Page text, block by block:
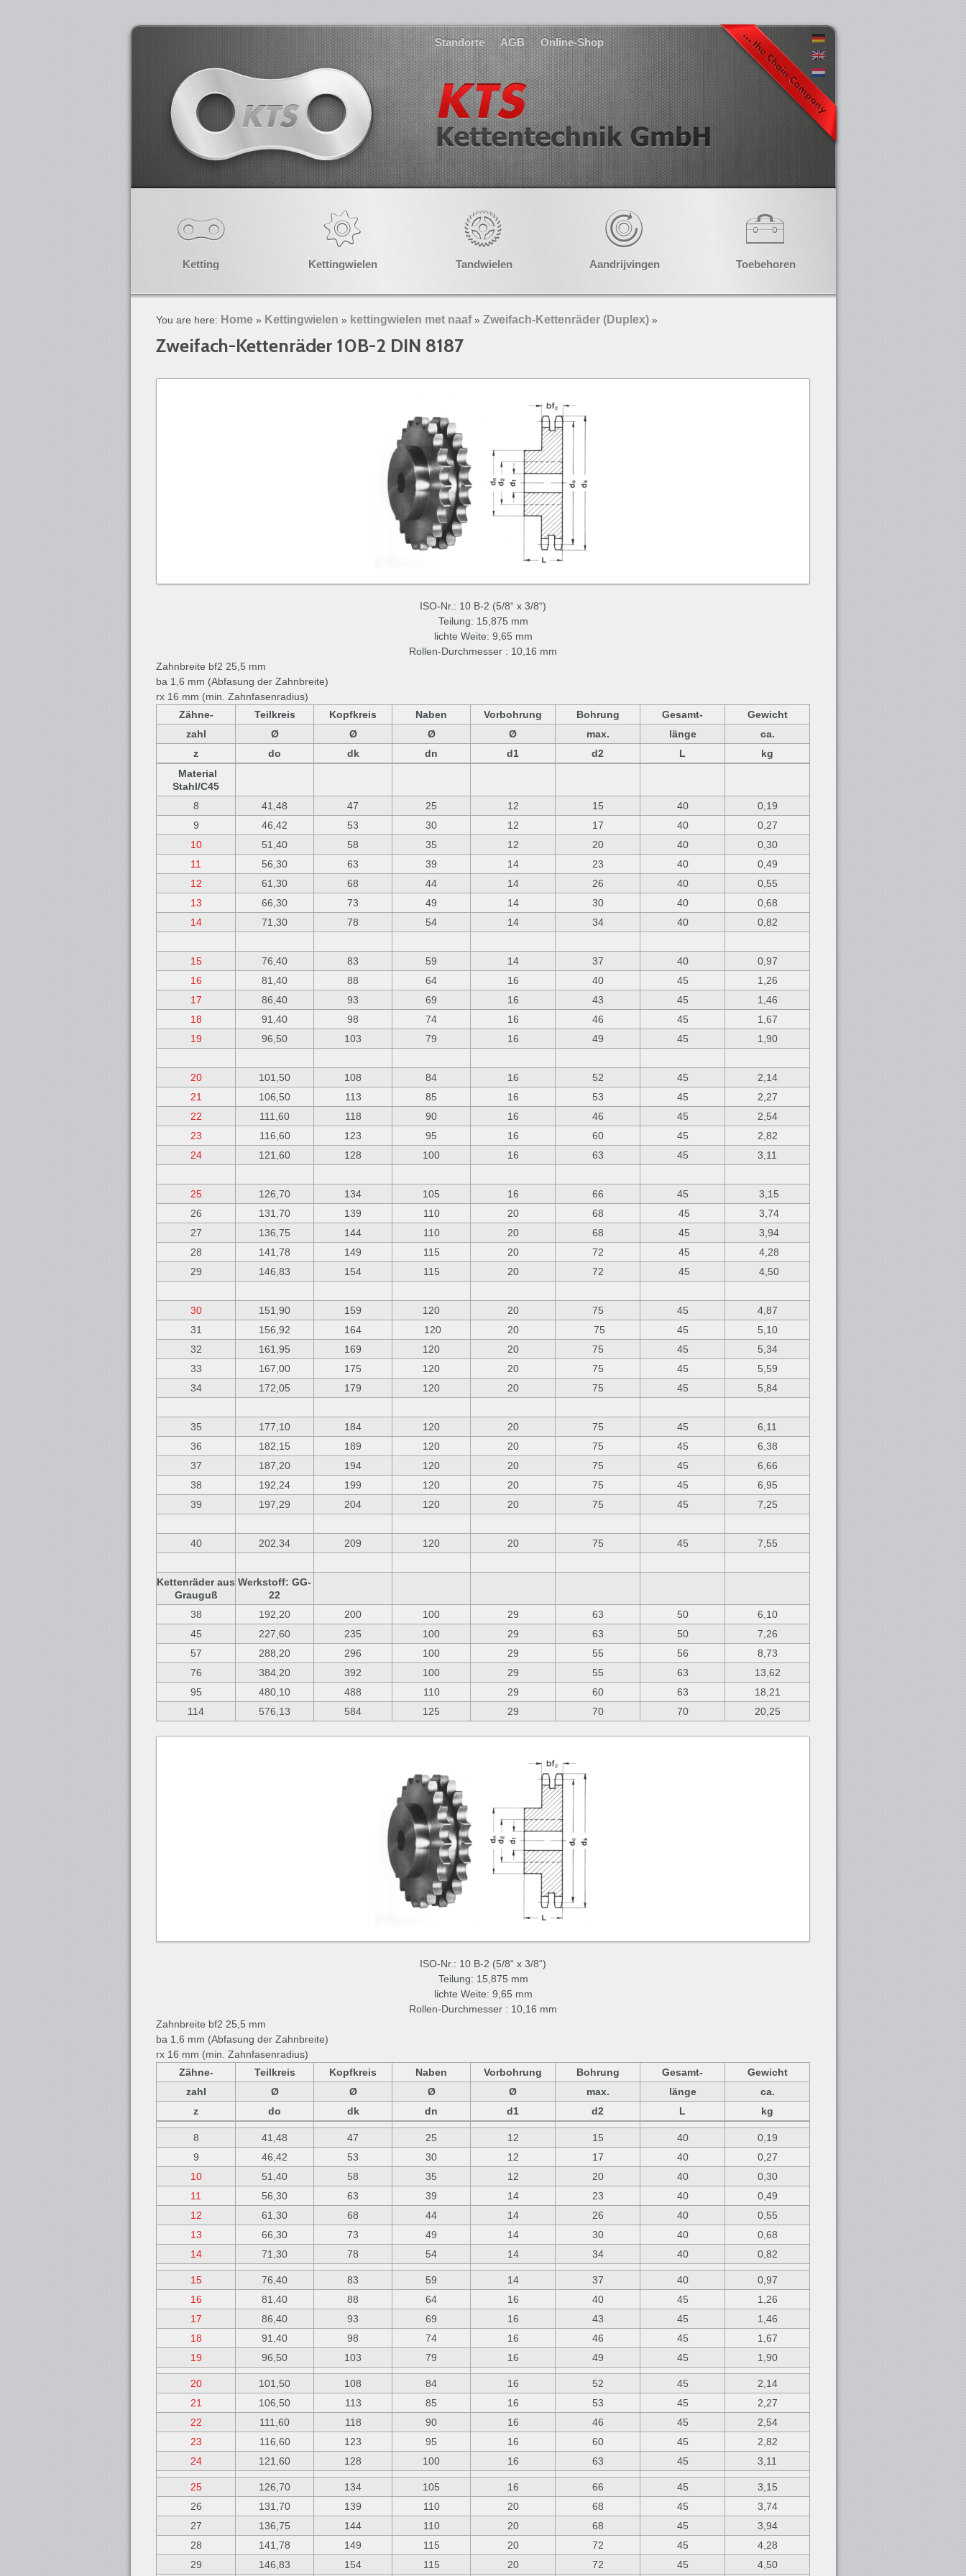
Standorte AGB Online-Shop
Ketting Kettingwielen Tandwielen Aandrijvingen Toebehoren
You are here: Home » Kettingwielen » kettingwielen met naaf» Zweifach-Kettenräder (Duplex) »
Zweifach-Kettenräder 10B-2 DIN 8187
ISO-Nr.: 10 B-2 (5/8“ x 3/8“)
Teilung: 15,875 mm
lichte Weite: 9,65 mm
Rollen-Durchmesser : 10,16 mm
Zahnbreite bf2 25,5 mm
ba 1,6 mm (Abfasung der Zahnbreite)
rx 16 mm (min. Zahnfasenradius)
Zähne-
Teilkreis Kopfkreis Naben Vorbohrung Bohrung Gesamt-
Gewicht
zahl
Ø Ø Ø Ø max. länge
ca.
z
do dk dn d1 d2 L
kg
Material
Stahl/C45
8
41,48 47 25 12 15 40
0,19
9
46,42 53 30 12 17 40
0,27
10
51,40 58 35 12 20 40
0,30
11
56,30 63 39 14 23 40
0,49
12
61,30 68 44 14 26 40
0,55
13
66,30 73 49 14 30 40
0,68
14
71,30 78 54 14 34 40 0,82
15 76,40 83 59 14 37 40
0,97
16
81,40 88 64 16 40 45
1,26
17
86,40 93 69 16 43 45
1,46
18
91,40 98 74 16 46 45
1,67
19
96,50 103 79 16 49 45 1,90
20 101,50 108 84 16 52 45
2,14
21
106,50 113 85 16 53 45
2,27
22
111,60 118 90 16 46 45
2,54
23
116,60 123 95 16 60 45
2,82
24
121,60 128 100 16 63 45 3,11
25 126,70 134 105 16 66 45
3,15
26
131,70 139 110 20 68 45
3,74
27
136,75 144 110 20 68 45
3,94
28
141,78 149 115 20 72 45
4,28
29
146,83 154 115 20 72 45 4,50
30 151,90 159 120 20 75 45
4,87
31
156,92 164 120 20 75 45
5,10
32
161,95 169 120 20 75 45
5,34
33
167,00 175 120 20 75 45
5,59
34
172,05 179 120 20 75 45 5,84
35 177,10 184 120 20 75 45
6,11
36
182,15 189 120 20 75 45
6,38
37
187,20 194 120 20 75 45
6,66
38
192,24 199 120 20 75 45
6,95
39
197,29 204 120 20 75 45 7,25
40 202,34 209 120 20 75 45 7,55
Kettenräder aus
Grauguß
Werkstoff: GG-
22
38
192,20 200 100 29 63 50
6,10
45
227,60 235 100 29 63 50
7,26
57
288,20 296 100 29 55 56
8,73
76
384,20 392 100 29 55 63
13,62
95
480,10 488 110 29 60 63
18,21
114
576,13 584 125 29 70 70 20,25
ISO-Nr.: 10 B-2 (5/8“ x 3/8“)
Teilung: 15,875 mm
lichte Weite: 9,65 mm
Rollen-Durchmesser : 10,16 mm
Zahnbreite bf2 25,5 mm
ba 1,6 mm (Abfasung der Zahnbreite)
rx 16 mm (min. Zahnfasenradius)
Zähne-
Teilkreis Kopfkreis Naben Vorbohrung Bohrung Gesamt-
Gewicht
zahl
Ø Ø Ø Ø max. länge
ca.
z
do dk dn d1 d2 L kg
8 41,48 47 25 12 15 40
0,19
9
46,42 53 30 12 17 40
0,27
10
51,40 58 35 12 20 40
0,30
11
56,30 63 39 14 23 40
0,49
12
61,30 68 44 14 26 40
0,55
13
66,30 73 49 14 30 40
0,68
14
71,30 78 54 14 34 40 0,82
15 76,40 83 59 14 37 40
0,97
16
81,40 88 64 16 40 45
1,26
17
86,40 93 69 16 43 45
1,46
18
91,40 98 74 16 46 45
1,67
19
96,50 103 79 16 49 45 1,90
20 101,50 108 84 16 52 45
2,14
21
106,50 113 85 16 53 45
2,27
22
111,60 118 90 16 46 45
2,54
23
116,60 123 95 16 60 45
2,82
24
121,60 128 100 16 63 45 3,11
25 126,70 134 105 16 66 45
3,15
26
131,70 139 110 20 68 45
3,74
27
136,75 144 110 20 68 45
3,94
28
141,78 149 115 20 72 45
4,28
29
146,83 154 115 20 72 45 4,50